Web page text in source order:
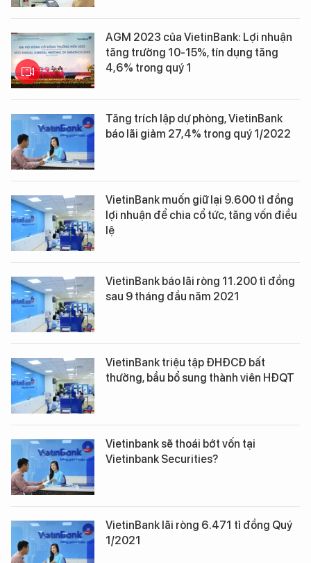
AGM 2023 của VietinBank: Lợi nhuận
tăng trưởng 10-15%, tín dụng tăng
4,6% trong quý 1
Tăng trích lập dự phòng, VietinBank
báo lãi giảm 27,4% trong quý 1/2022
VietinBank muốn giữ lại 9.600 tỉ đồng
lợi nhuận để chia cổ tức, tăng vốn điều
lệ
VietinBank báo lãi ròng 11.200 tỉ đồng
sau 9 tháng đầu năm 2021
VietinBank triệu tập ĐHĐCĐ bất
thường, bầu bổ sung thành viên HĐQT
Vietinbank sẽ thoái bớt vốn tại
Vietinbank Securities?
VietinBank lãi ròng 6.471 tỉ đồng Quý
1/2021